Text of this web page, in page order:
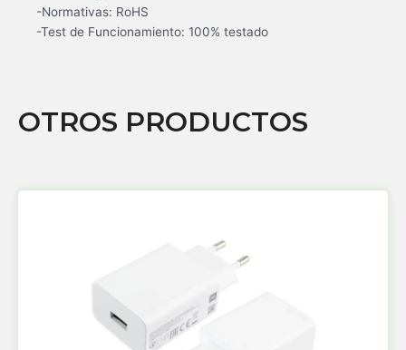
-Normativas: RoHS
-Test de Funcionamiento: 100% testado
OTROS PRODUCTOS